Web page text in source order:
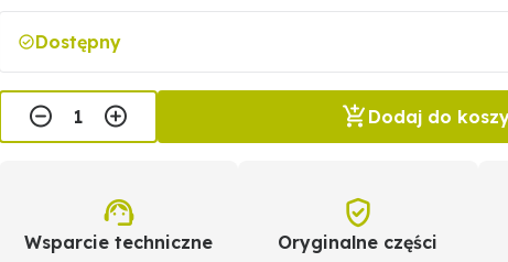
Dostępny
Dodaj do
Wsparcie techniczne Oryginalne części